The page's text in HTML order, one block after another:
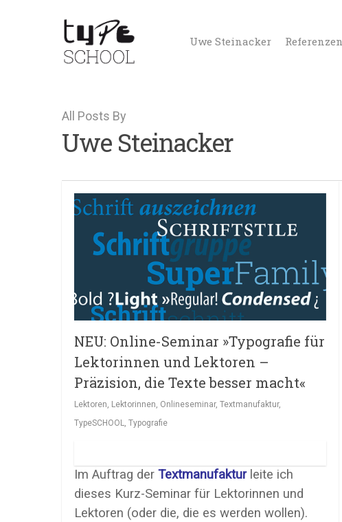
Uwe Steinacker Referenzen
All Posts By
Uwe Steinacker
NEU: Online-Seminar »Typografie für
Lektorinnen und Lektoren –
Präzision, die Texte besser macht«
Lektoren, Lektorinnen, Onlineseminar, Textmanufaktur,
TypeSCHOOL, Typografie
Im Auftrag der Textmanufakturleite ich
dieses Kurz-Seminar für Lektorinnen und
Lektoren (oder die, die es werden wollen).